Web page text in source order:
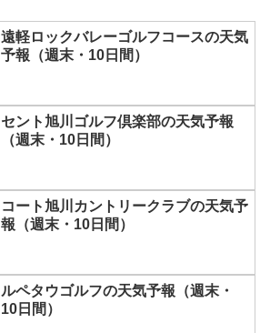
遠軽ロックバレーゴルフコースの天気
予報（週末・10日間）
セント旭川ゴルフ倶楽部の天気予報
（週末・10日間）
コート旭川カントリークラブの天気予
報（週末・10日間）
ルペタウゴルフの天気予報（週末・
10日間）